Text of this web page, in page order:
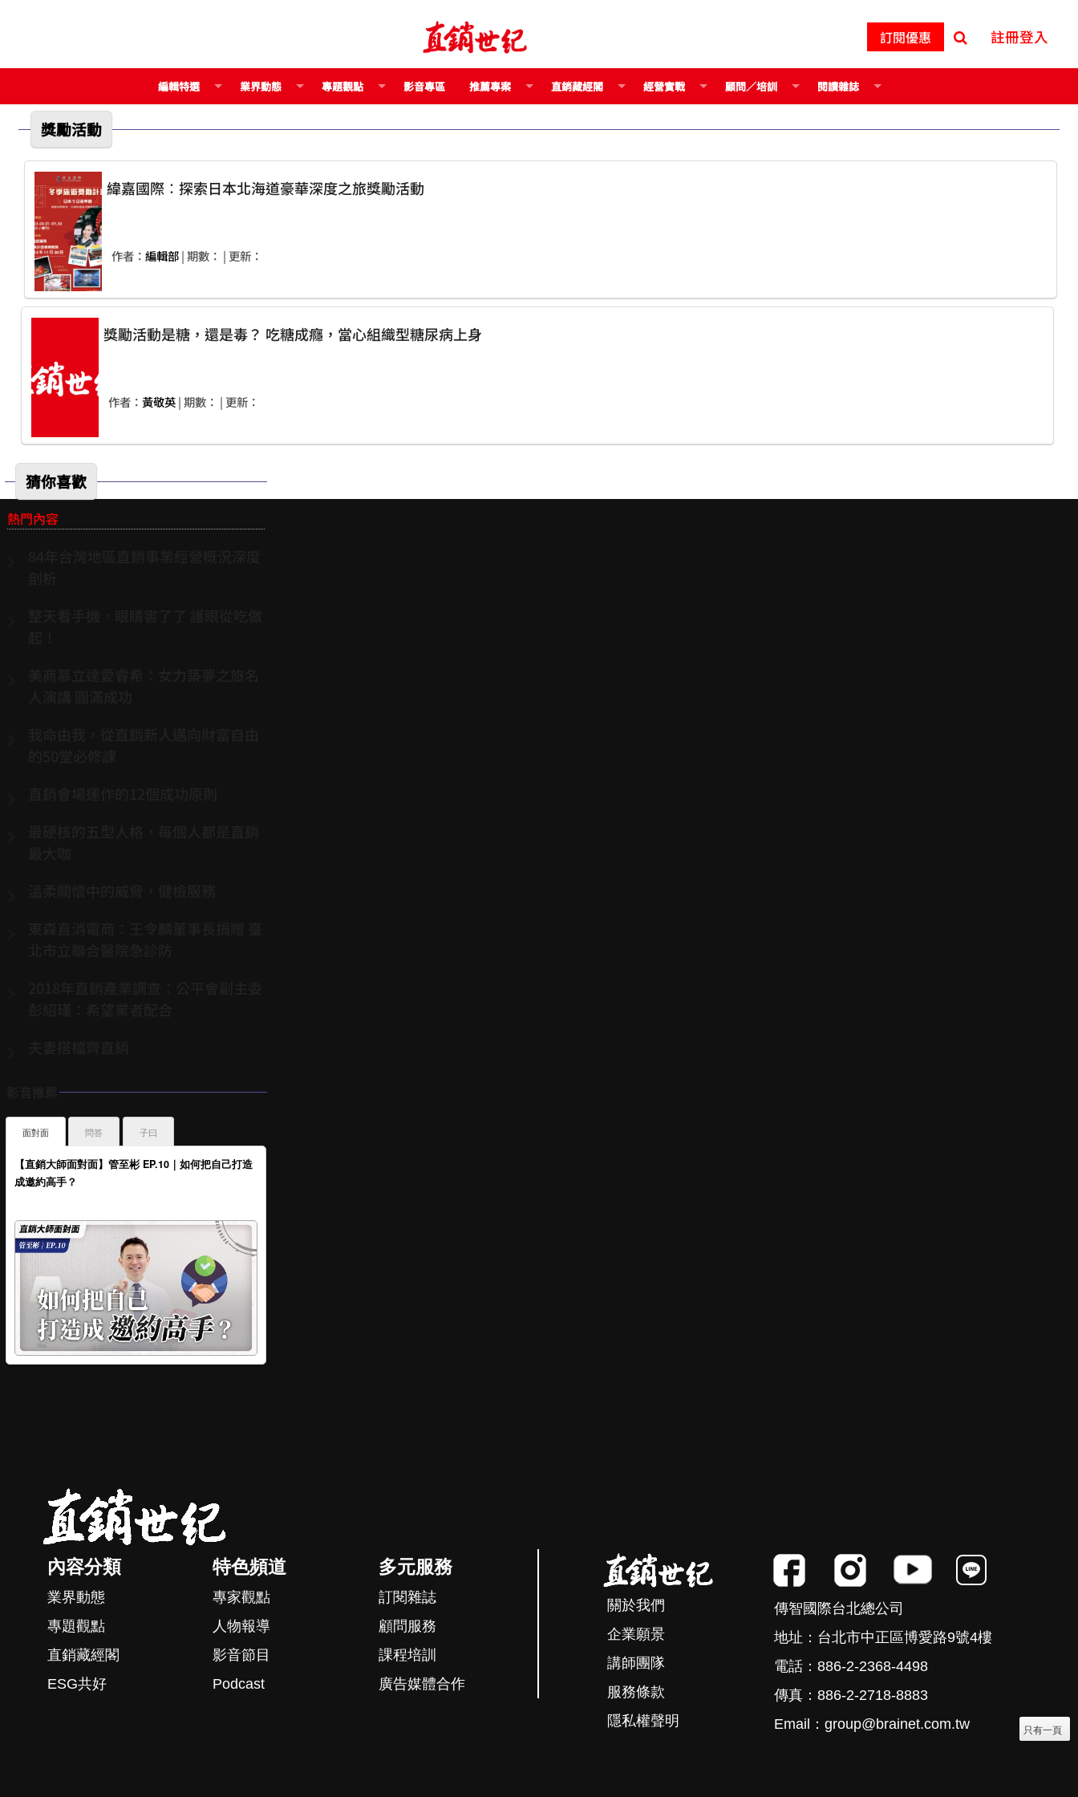
訂閱優惠 註冊登入
編輯特選 業界動態 專題觀點 影音專區 推薦專案 直銷藏經閣 經營實戰 顧問／培訓 閱讀雜誌
獎勵活動
緯嘉國際︰探索日本北海道豪華深度之旅獎勵活動
作者： 編輯部| 期數： | 更新：
獎勵活動是糖，還是毒？ 吃糖成癮，當心組織型糖尿病上身
作者： 黃敬英| 期數： | 更新：
猜你喜歡
熱門內容
面對面
【直銷大師面對面】管至彬 EP.10｜如何把自己打造
成邀約高手？
問答 子曰
內容分類
業界動態
專題觀點
直銷藏經閣
ESG共好
特色頻道
專家觀點
人物報導
影音節目
Podcast
多元服務
訂閱雜誌
顧問服務
課程培訓
廣告媒體合作
關於我們
企業願景
講師團隊
服務條款
隱私權聲明
傳智國際台北總公司
地址：台北市中正區博愛路9號4樓
電話：886-2-2368-4498
傳真：886-2-2718-8883
Email：group@brainet.com.tw
只有一頁